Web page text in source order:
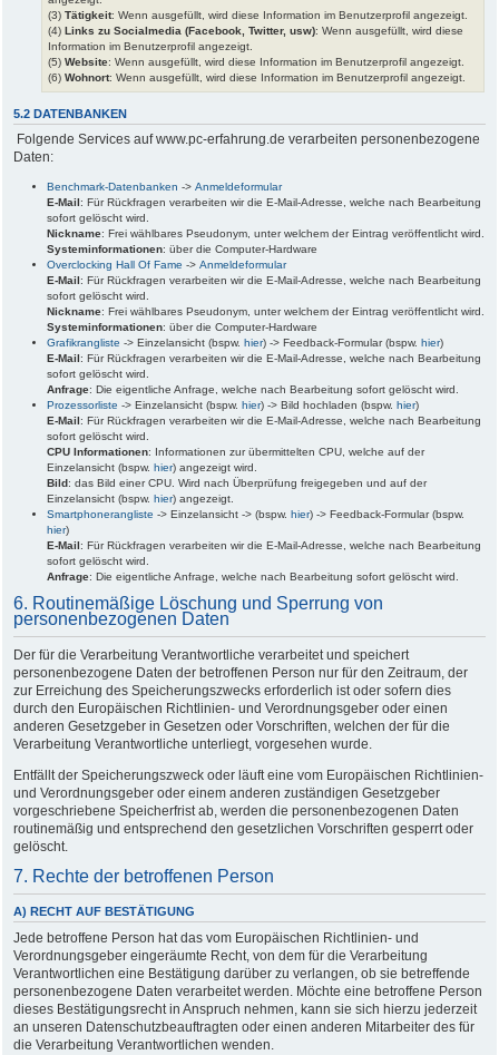
(3) Tätigkeit: Wenn ausgefüllt, wird diese Information im Benutzerprofil angezeigt.
(4) Links zu Socialmedia (Facebook, Twitter, usw): Wenn ausgefüllt, wird diese
Information im Benutzerprofil angezeigt.
(5) Website: Wenn ausgefüllt, wird diese Information im Benutzerprofil angezeigt.
(6) Wohnort: Wenn ausgefüllt, wird diese Information im Benutzerprofil angezeigt.
5.2 DATENBANKEN
Folgende Services auf www.pc-erfahrung.de verarbeiten personenbezogene
Daten:
Benchmark-Datenbanken -> Anmeldeformular
E-Mail: Für Rückfragen verarbeiten wir die E-Mail-Adresse, welche nach Bearbeitung
sofort gelöscht wird.
Nickname: Frei wählbares Pseudonym, unter welchem der Eintrag veröffentlicht wird.
Systeminformationen: über die Computer-Hardware
Overclocking Hall Of Fame -> Anmeldeformular
E-Mail: Für Rückfragen verarbeiten wir die E-Mail-Adresse, welche nach Bearbeitung
sofort gelöscht wird.
Nickname: Frei wählbares Pseudonym, unter welchem der Eintrag veröffentlicht wird.
Systeminformationen: über die Computer-Hardware
Grafikrangliste -> Einzelansicht (bspw. hier) -> Feedback-Formular (bspw. hier)
E-Mail: Für Rückfragen verarbeiten wir die E-Mail-Adresse, welche nach Bearbeitung
sofort gelöscht wird.
Anfrage: Die eigentliche Anfrage, welche nach Bearbeitung sofort gelöscht wird.
Prozessorliste -> Einzelansicht (bspw. hier) -> Bild hochladen (bspw. hier)
E-Mail: Für Rückfragen verarbeiten wir die E-Mail-Adresse, welche nach Bearbeitung
sofort gelöscht wird.
CPU Informationen: Informationen zur übermittelten CPU, welche auf der
Einzelansicht (bspw. hier) angezeigt wird.
Bild: das Bild einer CPU. Wird nach Überprüfung freigegeben und auf der
Einzelansicht (bspw. hier) angezeigt.
Smartphonerangliste -> Einzelansicht -> (bspw. hier) -> Feedback-Formular (bspw.
hier)
E-Mail: Für Rückfragen verarbeiten wir die E-Mail-Adresse, welche nach Bearbeitung
sofort gelöscht wird.
Anfrage: Die eigentliche Anfrage, welche nach Bearbeitung sofort gelöscht wird.
6. Routinemäßige Löschung und Sperrung von
personenbezogenen Daten
Der für die Verarbeitung Verantwortliche verarbeitet und speichert
personenbezogene Daten der betroffenen Person nur für den Zeitraum, der
zur Erreichung des Speicherungszwecks erforderlich ist oder sofern dies
durch den Europäischen Richtlinien- und Verordnungsgeber oder einen
anderen Gesetzgeber in Gesetzen oder Vorschriften, welchen der für die
Verarbeitung Verantwortliche unterliegt, vorgesehen wurde.
Entfällt der Speicherungszweck oder läuft eine vom Europäischen Richtlinien-
und Verordnungsgeber oder einem anderen zuständigen Gesetzgeber
vorgeschriebene Speicherfrist ab, werden die personenbezogenen Daten
routinemäßig und entsprechend den gesetzlichen Vorschriften gesperrt oder
gelöscht.
7. Rechte der betroffenen Person
A) RECHT AUF BESTÄTIGUNG
Jede betroffene Person hat das vom Europäischen Richtlinien- und
Verordnungsgeber eingeräumte Recht, von dem für die Verarbeitung
Verantwortlichen eine Bestätigung darüber zu verlangen, ob sie betreffende
personenbezogene Daten verarbeitet werden. Möchte eine betroffene Person
dieses Bestätigungsrecht in Anspruch nehmen, kann sie sich hierzu jederzeit
an unseren Datenschutzbeauftragten oder einen anderen Mitarbeiter des für
die Verarbeitung Verantwortlichen wenden.